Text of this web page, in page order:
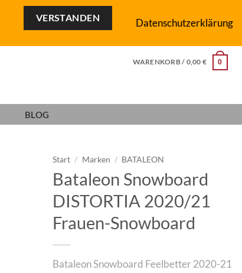
WARENKORB / 0,00 € 0
BLOG
Start / Marken / BATALEON
Bataleon Snowboard
DISTORTIA 2020/21
Frauen-Snowboard
Bataleon Snowboard Feelbetter 2020-21
VERSTANDEN Datenschutzerklärung